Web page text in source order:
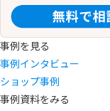
事例を見る
事例インタビュー
ショップ事例
事例資料をみる